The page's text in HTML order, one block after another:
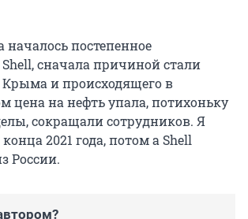
началось постепенное
сначала причиной стали
Крыма и происходящего в
цена на нефть упала, потихоньку
сокращали сотрудников. Я
2021 года, потом а Shell
России.